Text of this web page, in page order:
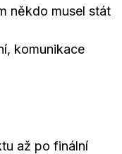
někdo musel stát
komunikace
až po finální